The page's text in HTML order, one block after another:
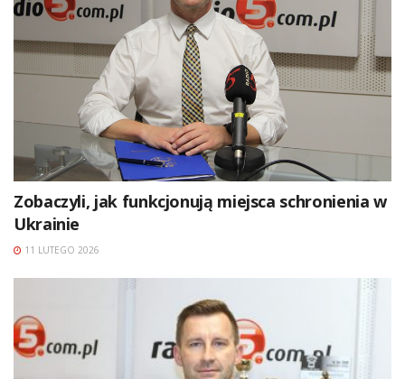
Zobaczyli, jak funkcjonują miejsca schronienia w
Ukrainie
11 LUTEGO 2026